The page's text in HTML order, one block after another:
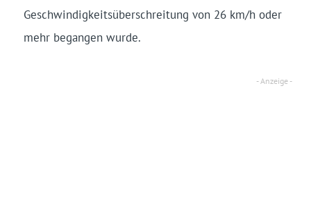
Geschwindigkeitsüberschreitung von 26 km/h oder
mehr begangen wurde.